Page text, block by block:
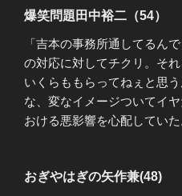
爆笑問題田中裕二（54）
「吉本の事務所通してるん
の対応に対してチクリ。そ
いくらももらってねぇと思
な、変なイメージついてイ
おける悪影響を心配していた
おぎやはぎの矢作兼(48)